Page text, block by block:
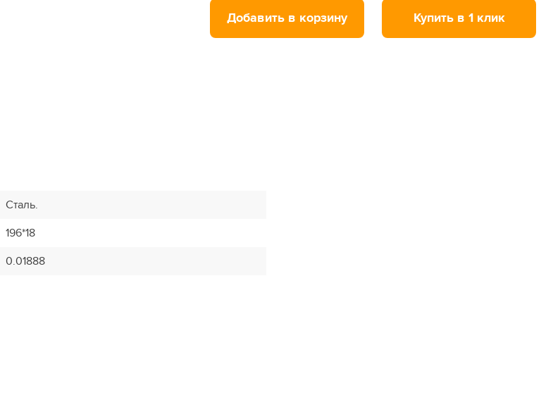
Добавить в корзину Купить в 1 клик
Сталь.
196*18
0.01888